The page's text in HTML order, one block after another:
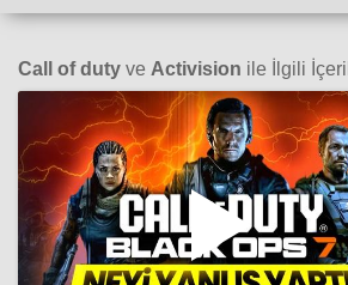
Call of duty ve Activision ile İlgili